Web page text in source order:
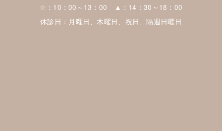
☆：10：00～13：00 ▲：14：30～18：00
休診日：月曜日、木曜日、祝日、隔週日曜日